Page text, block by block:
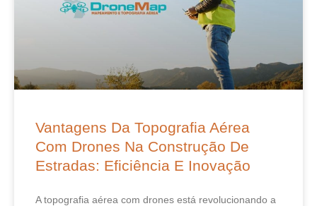
Vantagens Da Topografia Aérea
Com Drones Na Construção De
Estradas: Eficiência E Inovação
A topografia aérea com drones está revolucionando a